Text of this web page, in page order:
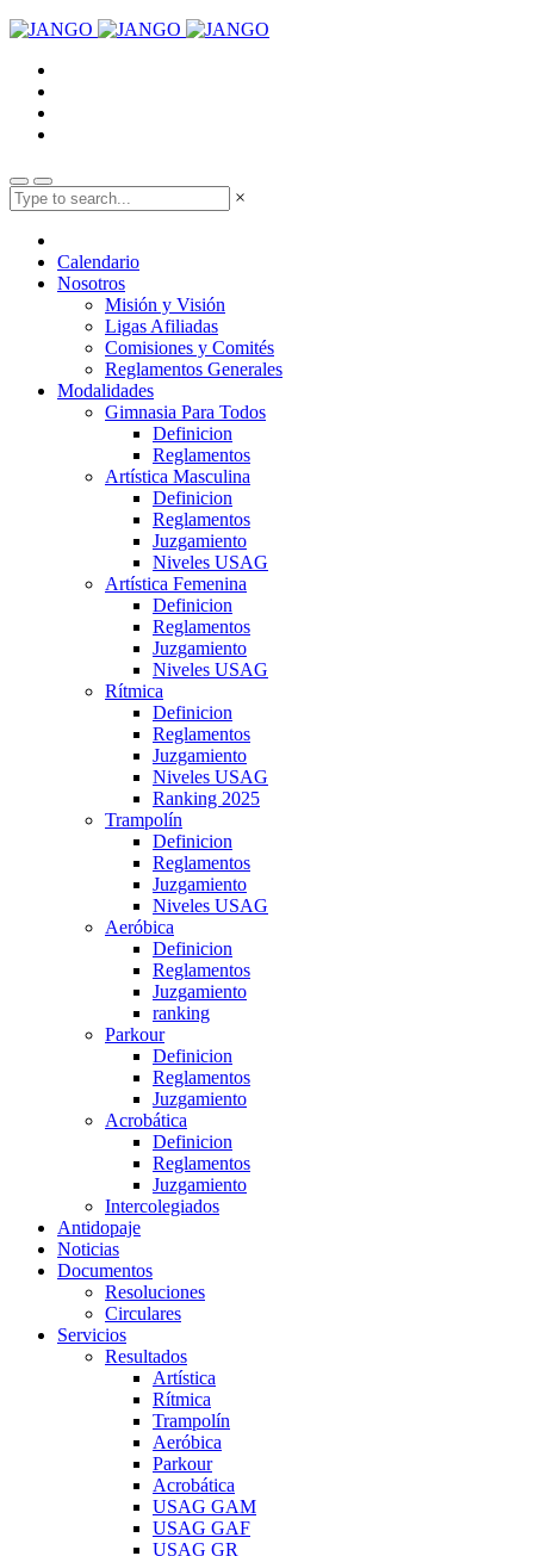
×
Calendario
Nosotros
Misión y Visión
Ligas Afiliadas
Comisiones y Comités
Reglamentos Generales
Modalidades
Gimnasia Para Todos
Definicion
Reglamentos
Artística Masculina
Definicion
Reglamentos
Juzgamiento
Niveles USAG
Artística Femenina
Definicion
Reglamentos
Juzgamiento
Niveles USAG
Rítmica
Definicion
Reglamentos
Juzgamiento
Niveles USAG
Ranking 2025
Trampolín
Definicion
Reglamentos
Juzgamiento
Niveles USAG
Aeróbica
Definicion
Reglamentos
Juzgamiento
ranking
Parkour
Definicion
Reglamentos
Juzgamiento
Acrobática
Definicion
Reglamentos
Juzgamiento
Intercolegiados
Antidopaje
Noticias
Documentos
Resoluciones
Circulares
Servicios
Resultados
Artística
Rítmica
Trampolín
Aeróbica
Parkour
Acrobática
USAG GAM
USAG GAF
USAG GR